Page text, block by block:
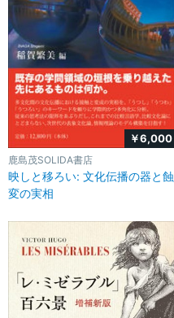
￥6,000
鹿島茂SOLIDA書店
映しと移ろい: 文化伝播の器と蝕
変の実相